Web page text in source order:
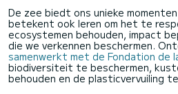
De zee biedt ons unieke
betekent ook leren om het te
ecosystemen behouden, impact
die we verkennen beschermen.
samenwerkt met de Fondation de
biodiversiteit te beschermen,
behouden en de plasticvervuiling